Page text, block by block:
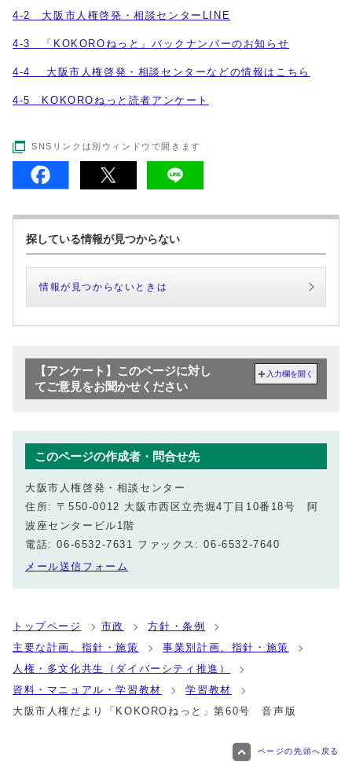
4-2 大阪市人権啓発・相談センターLINE
4-3 「KOKOROねっと」バックナンバーのお知らせ
4-4 大阪市人権啓発・相談センターなどの情報はこちら
4-5 KOKOROねっと読者アンケート
SNSリンクは別ウィンドウで開きます
探している情報が見つからない
情報が見つからないときは
【アンケート】このページに対し
てご意見をお聞かせください
入力欄を開く
このページの作成者・問合せ先
大阪市人権啓発・相談センター
住所: 〒550-0012 大阪市西区立売堀4丁目10番18号 阿
波座センタービル1階
電話: 06-6532-7631 ファックス: 06-6532-7640
メール送信フォーム
トップページ 市政
方針・条例
主要な計画、指針・施策
事業別計画、指針・施策
人権・多文化共生（ダイバーシティ推進）
資料・マニュアル・学習教材
学習教材
大阪市人権だより「KOKOROねっと」第60号 音声版
ページの先頭へ戻る